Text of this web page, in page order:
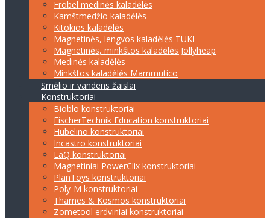
Frobel medinės kaladėlės
Kamštmedžio kaladėlės
Kitokios kaladėlės
Magnetinės, lengvos kaladėlės TUKI
Magnetinės, minkštos kaladėlės Jollyheap
Medinės kaladėlės
Minkštos kaladėlės Mammutico
Smėlio ir vandens žaislai
Konstruktoriai
Bioblo konstruktoriai
FischerTechnik Education konstruktoriai
Hubelino konstruktoriai
Incastro konstruktoriai
LaQ konstruktoriai
Magnetiniai PowerClix konstruktoriai
PlanToys konstruktoriai
Poly-M konstruktoriai
Thames & Kosmos konstruktoriai
Zometool erdviniai konstruktoriai